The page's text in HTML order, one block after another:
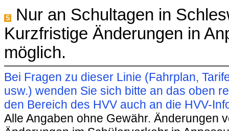
S
Nur an Schultagen in
Kurzfristige Änderungen in
möglich.
Bei Fragen zu dieser Linie (Fahrplan,
usw.) wenden Sie sich bitte an das oben
den Bereich des HVV auch an die HVV-
Alle Angaben ohne Gewähr. Änderungen